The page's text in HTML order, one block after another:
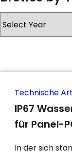
Technische
IP67
für Panel-
In der sich